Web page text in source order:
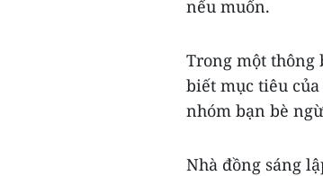
nếu muốn.
Trong một thông
biết mục tiêu
nhóm bạn bè
Nhà đồng sáng